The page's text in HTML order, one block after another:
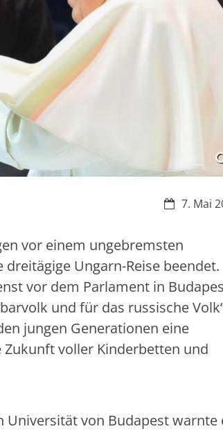
Datum:
7. Mai
vor einem ungebremsten
Ungarn-Reise beendet.
vor dem Parlament in
und für das russische
jungen Generationen eine
voller Kinderbetten und
Universität von Budapest warnte